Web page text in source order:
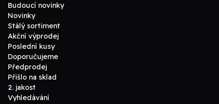
Budoucí novinky
Novinky
Stálý sortiment
Akční výprodej
Poslední kusy
Doporučujeme
Předprodej
Přišlo na sklad
2. jakost
Vyhledávání